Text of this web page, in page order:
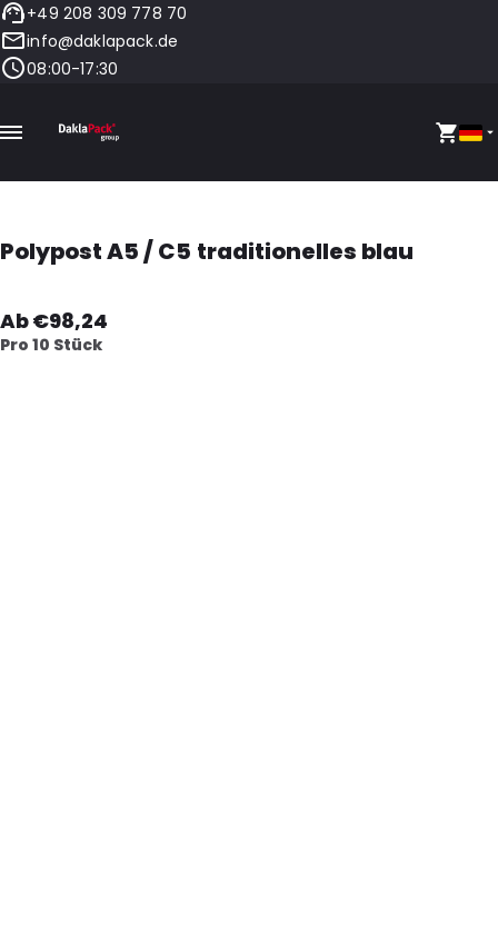
+49 208 309 778 70
info@daklapack.de
08:00-17:30
Polypost A5 / C5 traditionelles blau
Ab €98,24
Pro 10 Stück